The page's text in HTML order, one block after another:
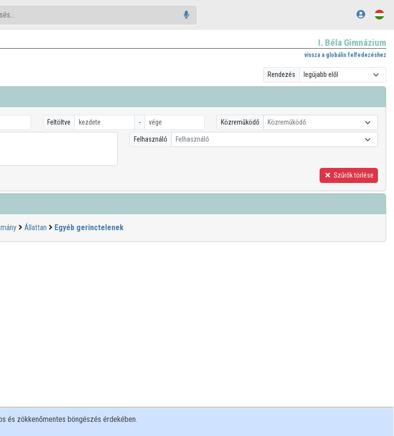
I. Béla Gimnázium
vissza a globális felfedezéshez
Rendezés
Feltöltve - Közreműködő Közreműködő
Felhasználó Felhasználó
Szűrők törlése
Állattan Egyéb gerinctelenek
és zökkenőmentes böngészés érdekében.